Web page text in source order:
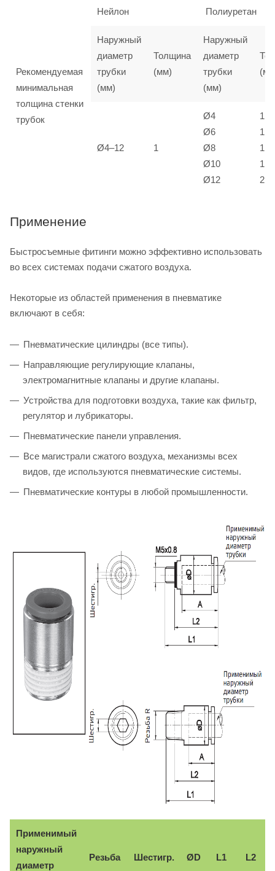
Рекомендуемая
минимальная
толщина стенки
трубок
Нейлон Полиуретан
Наружный
диаметр
трубки
(мм)
Толщина
(мм)
Наружный
диаметр
трубки
(мм)
Ø4–12 1
Ø4
Ø6
Ø8
Ø10
Ø12
1
1
1,5
1,5
2
Применение
Быстросъемные фитинги можно эффективно использовать
во всех системах подачи сжатого воздуха.
Некоторые из областей применения в пневматике
включают в себя:
Пневматические цилиндры (все типы).
Направляющие регулирующие клапаны,
электромагнитные клапаны и другие клапаны.
Устройства для подготовки воздуха, такие как фильтр,
регулятор и лубрикаторы.
Пневматические панели управления.
Все магистрали сжатого воздуха, механизмы всех
видов, где используются пневматические системы.
Пневматические контуры в любой промышленности.
Применимый
наружный
диаметр
Резьба Шестигр. ØD L1 L2